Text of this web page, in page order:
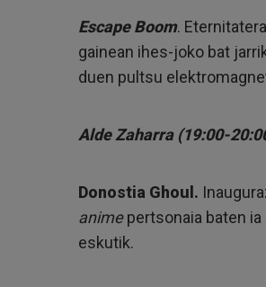
Escape Boom.
gainean ihes-joko bat
duen pultsu
Alde Zaharra (19:00-
Donostia Ghoul.
animepertsonaia baten ia
eskutik.